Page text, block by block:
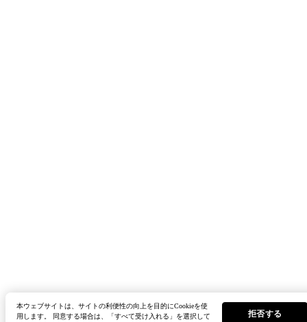
本ウェブサイトは、サイトの利便性の向上を目的にCookieを使
用します。 同意する場合は、「すべて受け入れる」を選択して
拒否する